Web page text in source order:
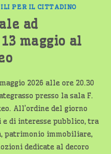
PER IL CITTADINO
ad
maggio al
2026 alle ore 20.30
presso la sala F.
All’ordine del giorno
di interesse pubblico, tra
patrimonio immobiliare,
dedicate al decoro